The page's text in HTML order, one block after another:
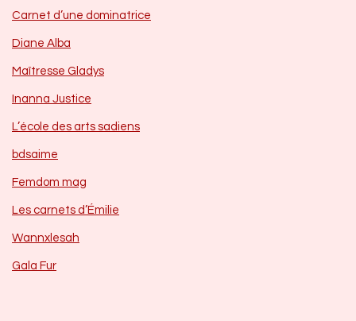
Carnet d’une dominatrice
Diane Alba
Maîtresse Gladys
Inanna Justice
L’école des arts sadiens
bdsaime
Femdom mag
Les carnets d’Émilie
Wannxlesah
Gala Fur